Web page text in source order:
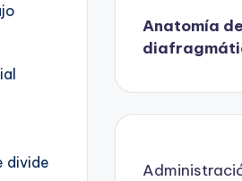
divide
Anatomía